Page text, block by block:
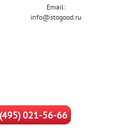
Email:
info@stogood.ru
021-56-66